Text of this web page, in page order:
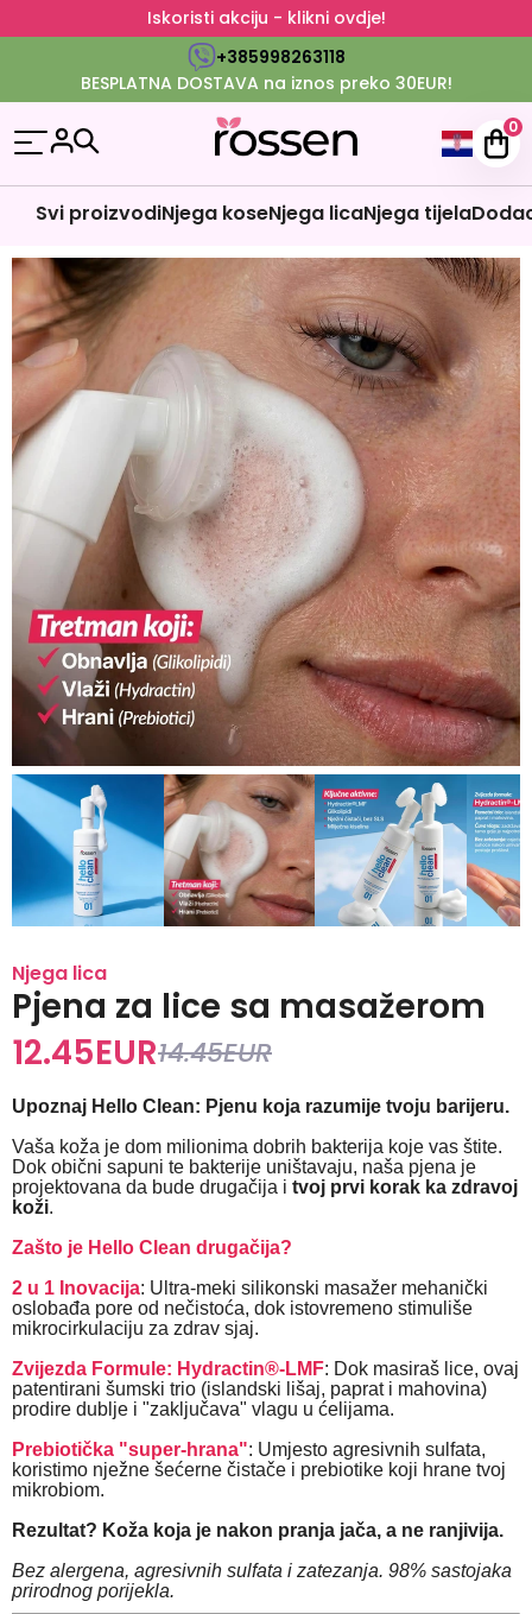
Iskoristi akciju - klikni ovdje!
+385998263118
BESPLATNA DOSTAVA na iznos preko 30EUR!
0
Svi proizvodiNjega koseNjega licaNjega tijela
Njega lica
Pjena za lice sa masažerom
12.45EUR14.45EUR
Upoznaj Hello Clean: Pjenu koja razumije tvoju barijeru.
Vaša koža je dom milionima dobrih bakterija koje vas štite.
Dok obični sapuni te bakterije uništavaju, naša pjena je
projektovana da bude drugačija i tvoj prvi korak ka zdravoj
koži.
Zašto je Hello Clean drugačija?
2 u 1 Inovacija: Ultra-meki silikonski masažer mehanički
oslobađa pore od nečistoća, dok istovremeno stimuliše
mikrocirkulaciju za zdrav sjaj.
Zvijezda Formule: Hydractin®-LMF: Dok masiraš lice, ovaj
patentirani šumski trio (islandski lišaj, paprat i mahovina)
prodire dublje i "zaključava" vlagu u ćelijama.
Prebiotička "super-hrana": Umjesto agresivnih sulfata,
koristimo nježne šećerne čistače i prebiotike koji hrane tvoj
mikrobiom.
Rezultat? Koža koja je nakon pranja jača, a ne ranjivija.
Bez alergena, agresivnih sulfata i zatezanja. 98% sastojaka
prirodnog porijekla.